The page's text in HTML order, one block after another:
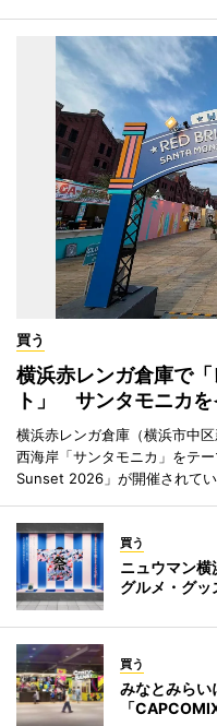
買う
横浜赤レンガ倉庫で
ト」 サンタモニカ
横浜赤レンガ倉庫（横浜市中
西海岸「サンタモニカ」をテ
Sunset 2026」が開催されてい
買う
ニュウマン
グルメ・グッ
買う
みなとみらい
「